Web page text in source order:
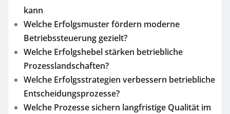
kann
Welche Erfolgsmuster fördern moderne
Betriebssteuerung gezielt?
Welche Erfolgshebel stärken betriebliche
Prozesslandschaften?
Welche Erfolgsstrategien verbessern betriebliche
Entscheidungsprozesse?
Welche Prozesse sichern langfristige Qualität im